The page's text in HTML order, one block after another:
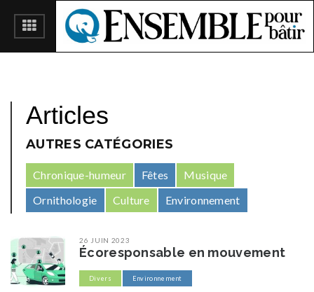
Articles
AUTRES CATÉGORIES
Chronique-humeur Fêtes
Musique
Ornithologie
Culture Environnement
26 JUIN 2023
Écoresponsable en mouvement
Divers Environnement